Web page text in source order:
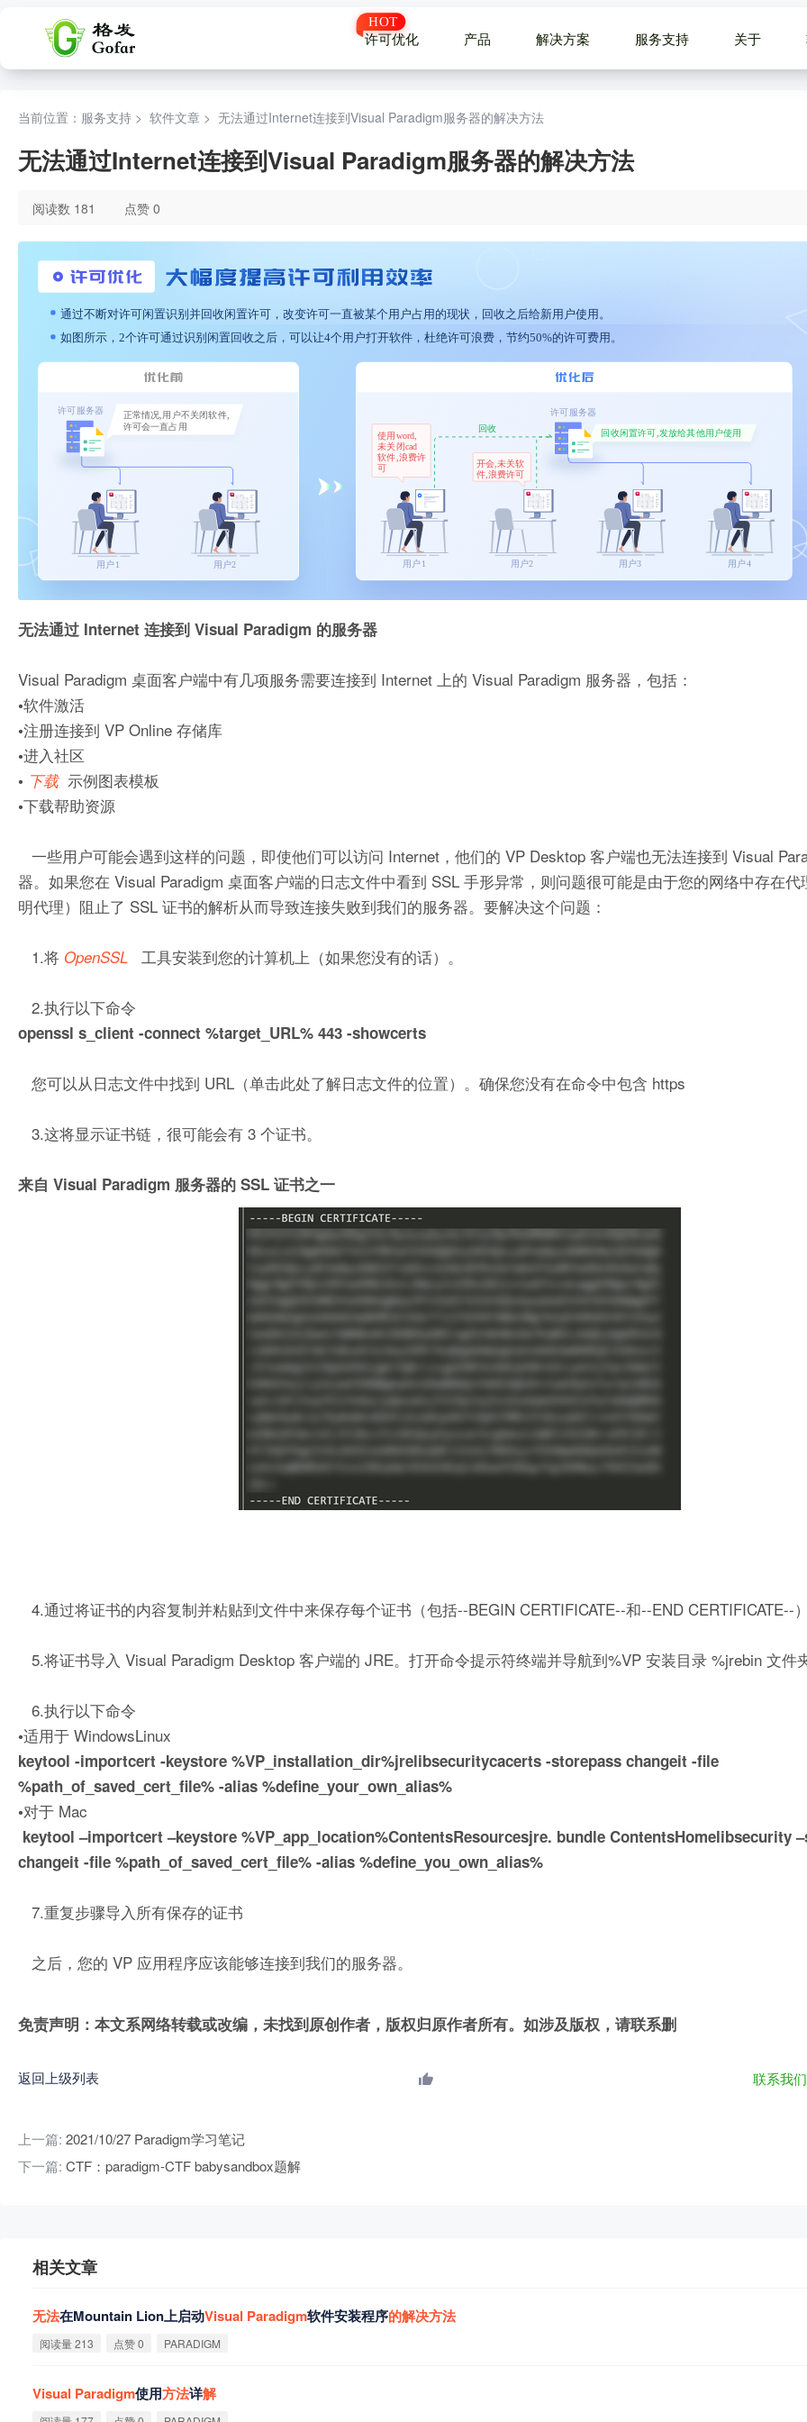
许可优化 产品 解决方案 服务支持 关于
当前位置：服务支持 > 软件文章 > 无法通过Internet连接到Visual Paradigm服务器的解决方法
无法通过Internet连接到Visual Paradigm服务器的解决方法
阅读数 181 点赞 0
无法通过 Internet 连接到 Visual Paradigm 的服务器
Visual Paradigm 桌面客户端中有几项服务需要连接到 Internet 上的 Visual Paradigm 服务器，包括：
•软件激活
•注册连接到 VP Online 存储库
•进入社区
• 下载 示例图表模板
•下载帮助资源
一些用户可能会遇到这样的问题，即使他们可以访问 Internet，他们的 VP Desktop 客户端也无法连接到 Visual
器。如果您在 Visual Paradigm 桌面客户端的日志文件中看到 SSL 手形异常，则问题很可能是由于您的网络中存在代
明代理）阻止了 SSL 证书的解析从而导致连接失败到我们的服务器。要解决这个问题：
1.将 OpenSSL 工具安装到您的计算机上（如果您没有的话）。
2.执行以下命令
openssl s_client -connect %target_URL% 443 -showcerts
您可以从日志文件中找到 URL（单击此处了解日志文件的位置）。确保您没有在命令中包含 https
3.这将显示证书链，很可能会有 3 个证书。
来自 Visual Paradigm 服务器的 SSL 证书之一
4.通过将证书的内容复制并粘贴到文件中来保存每个证书（包括--BEGIN CERTIFICATE--和--END CERTIFICATE--
5.将证书导入 Visual Paradigm Desktop 客户端的 JRE。打开命令提示符终端并导航到%VP 安装目录 %jrebin 文件
6.执行以下命令
•适用于 WindowsLinux
keytool -importcert -keystore %VP_installation_dir%jrelibsecuritycacerts -storepass changeit -file
%path_of_saved_cert_file% -alias %define_your_own_alias%
•对于 Mac
keytool –importcert –keystore %VP_app_location%ContentsResourcesjre. bundle ContentsHomelibsecurity
changeit -file %path_of_saved_cert_file% -alias %define_you_own_alias%
7.重复步骤导入所有保存的证书
之后，您的 VP 应用程序应该能够连接到我们的服务器。
免责声明：本文系网络转载或改编，未找到原创作者，版权归原作者所有。如涉及版权，请联系删
返回上级列表 联系我们
上一篇: 2021/10/27 Paradigm学习笔记
下一篇: CTF：paradigm-CTF babysandbox题解
相关文章
无法在Mountain Lion上启动Visual Paradigm软件安装程序的解决方法
阅读量 213 点赞 0 PARADIGM
Visual Paradigm使用方法详解